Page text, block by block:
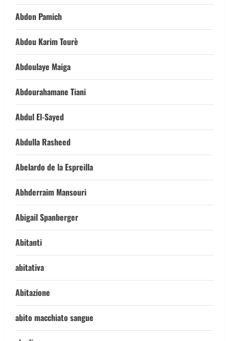
Abdon Pamich
Abdou Karim Tourè
Abdoulaye Maiga
Abdourahamane Tiani
Abdul El-Sayed
Abdulla Rasheed
Abelardo de la Espreilla
Abhderraim Mansouri
Abigail Spanberger
Abitanti
abitativa
Abitazione
abito macchiato sangue